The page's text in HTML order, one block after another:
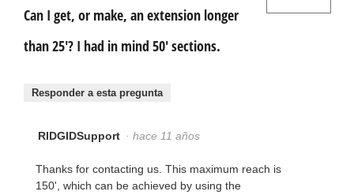
Can I get, or make, an extension longer
than 25'? I had in mind 50' sections.
Responder a esta pregunta
RIDGIDSupport · hace 11 años
Thanks for contacting us. This maximum reach is
150', which can be achieved by using the